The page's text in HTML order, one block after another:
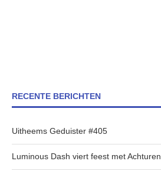
RECENTE BERICHTEN
Uitheems Geduister #405
Luminous Dash viert feest met